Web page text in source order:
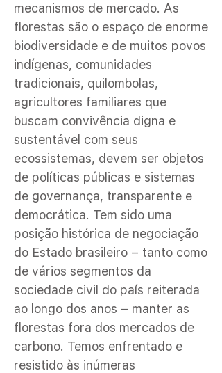
mecanismos de mercado. As
florestas são o espaço de enorme
biodiversidade e de muitos povos
indígenas, comunidades
tradicionais, quilombolas,
agricultores familiares que
buscam convivência digna e
sustentável com seus
ecossistemas, devem ser objetos
de políticas públicas e sistemas
de governança, transparente e
democrática. Tem sido uma
posição histórica de negociação
do Estado brasileiro – tanto como
de vários segmentos da
sociedade civil do país reiterada
ao longo dos anos – manter as
florestas fora dos mercados de
carbono. Temos enfrentado e
resistido às inúmeras